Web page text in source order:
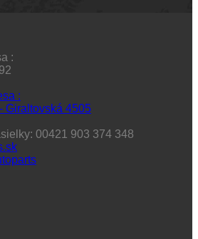
:
:
Giraltovská 4505
00421 903 374 348